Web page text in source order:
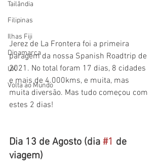
Tailândia
Filipinas
Ilhas Fiji
Dinamarca
UK
Volta ao Mundo
Jerez de La Frontera foi a primeira
paragem da nossa Spanish Roadtrip de
2021. No total foram 17 dias, 8 cidades
e mais de 4.000kms, e muita, mas
muita diversão. Mas tudo começou com
estes 2 dias!
Dia 13 de Agosto (dia #1 de
viagem)